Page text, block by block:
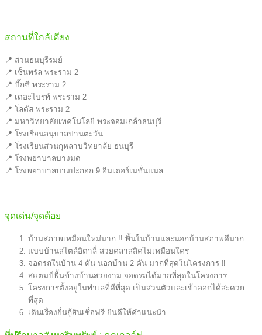
สถานที่ใกล้เคียง
📍 สวนธนบุรีรมย์
📍 เซ็นทรัล พระราม 2
📍 บิ๊กซี พระราม 2
📍 เดอะไบรท์ พระราม 2
📍 โลตัส พระราม 2
📍 มหาวิทยาลัยเทคโนโลยี พระจอมเกล้าธนบุรี
📍 โรงเรียนอนุบาลปานตะวัน
📍 โรงเรียนสวนกุหลาบวิทยาลัย ธนบุรี
📍 โรงพยาบาลบางมด
📍 โรงพยาบาลบางปะกอก 9 อินเตอร์เนชั่นแนล
จุดเด่น/จุดด้อย
บ้านสภาพเหมือนใหม่มาก !! พิ้นในบ้านและนอกบ้านสภาพดีมาก
แบบบ้านสไตล์อิตาลี่ สวยคลาสสิคไม่เหมือนใคร
จอดรถในบ้าน 4 คัน นอกบ้าน 2 คัน มากที่สุดในโครงการ ‼
สแตมป์พื้นข้างบ้านสวยงาม จอดรถได้มากที่สุดในโครงการ
โครงการตั้งอยู่ในทำเลที่ดีที่สุด เป็นส่วนตัวและเข้าออกได้สะดวก
ที่สุด
เดินเรื่องยื่นกู้สินเชื่อฟรี ยินดีให้คำแนะนำ